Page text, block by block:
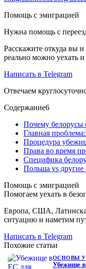
Помощь с эмиграцией
Нужна помощь с
Расскажите откуда вы
реально можно уехать
Написать в Telegram
Отвечаем
Содержание6
Почему белорусы
Главная
Процедура
Права во время
Специфика
Польша vs другие
Помощь с эмиграцией
Помогаем уехать в
Европа, США,
ситуацию и наметим
Написать в Telegram
Похожие статьи
ОСНОВЫ
Убежище в